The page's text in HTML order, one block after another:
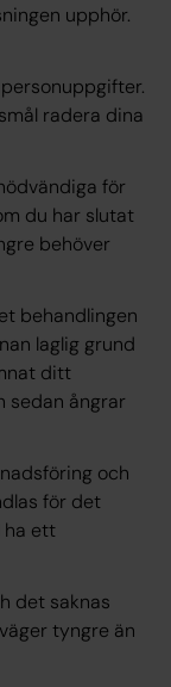
upphör.
radera dina
för
du har slutat
behöver
behandlingen
laglig grund
ditt
sedan ångrar
och
för det
ha ett
det saknas
tyngre än